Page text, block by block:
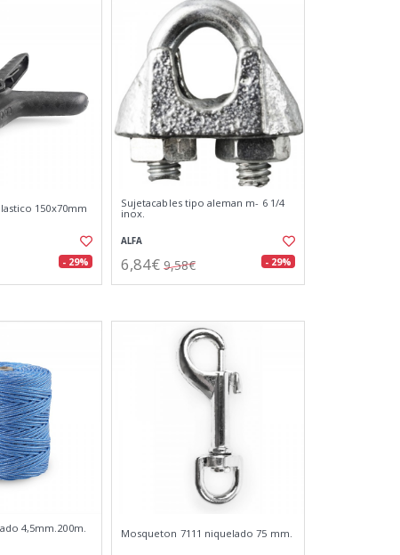
150x70mm
- 29%
Sujetacables tipo aleman m- 6 1/4
inox.
ALFA
6,84€ 9,58€ - 29%
4,5mm.200m.
Mosqueton 7111 niquelado 75 mm.